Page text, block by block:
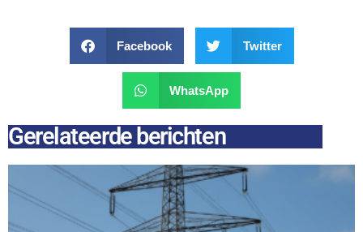
Facebook Twitter
WhatsApp
Gerelateerde berichten